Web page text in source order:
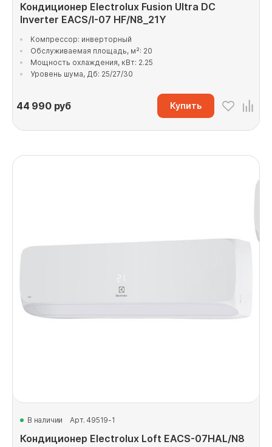
Кондиционер Electrolux Fusion Ultra DC
Inverter EACS/I-07 HF/N8_21Y
Компрессор: инверторный
Обслуживаемая площадь, м²: 20
Мощность охлаждения, кВт: 2.25
Уровень шума, Дб: 25/27/30
44 990руб Купить
В наличии Арт. 49519-1
Кондиционер Electrolux Loft EACS-07HAL/N8